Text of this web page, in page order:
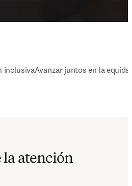
inclusivaAvanzar juntos en la
la atención